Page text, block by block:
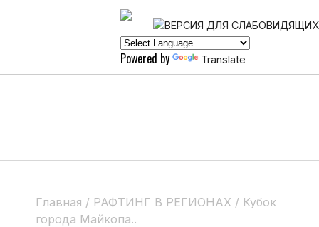
Powered by Translate
Главная / РАФТИНГ В РЕГИОНАХ / Кубок
города Майкопа..